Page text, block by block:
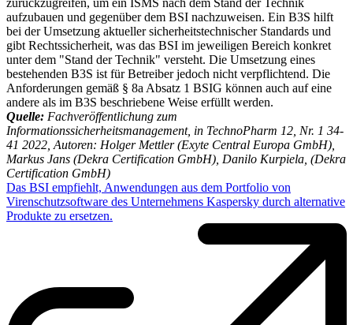
zurückzugreifen, um ein ISMS nach dem Stand der Technik
aufzubauen und gegenüber dem BSI nachzuweisen. Ein B3S hilft
bei der Umsetzung aktueller sicherheitstechnischer Standards und
gibt Rechtssicherheit, was das BSI im jeweiligen Bereich konkret
unter dem "Stand der Technik" versteht. Die Umsetzung eines
bestehenden B3S ist für Betreiber jedoch nicht verpflichtend. Die
Anforderungen gemäß § 8a Absatz 1 BSIG können auch auf eine
andere als im B3S beschriebene Weise erfüllt werden.
Quelle: Fachveröffentlichung zum
Informationssicherheitsmanagement, in TechnoPharm 12, Nr. 1 34-
41 2022, Autoren: Holger Mettler (Exyte Central Europa GmbH),
Markus Jans (Dekra Certification GmbH), Danilo Kurpiela, (Dekra
Certification GmbH)
Das BSI empfiehlt, Anwendungen aus dem Portfolio von
Virenschutzsoftware des Unternehmens Kaspersky durch alternative
Produkte zu ersetzen.